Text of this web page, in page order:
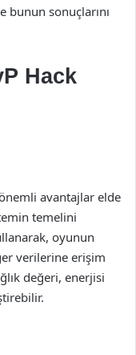
sonuçlarını
Hack
avantajlar elde
temelini
oyunun
verilerine erişim
değeri, enerjisi